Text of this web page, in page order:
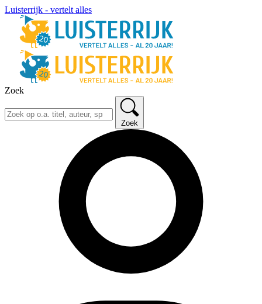
Luisterrijk - vertelt alles
Zoek
Zoek